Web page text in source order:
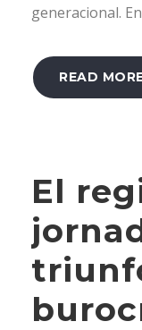
generacional.
READ
El